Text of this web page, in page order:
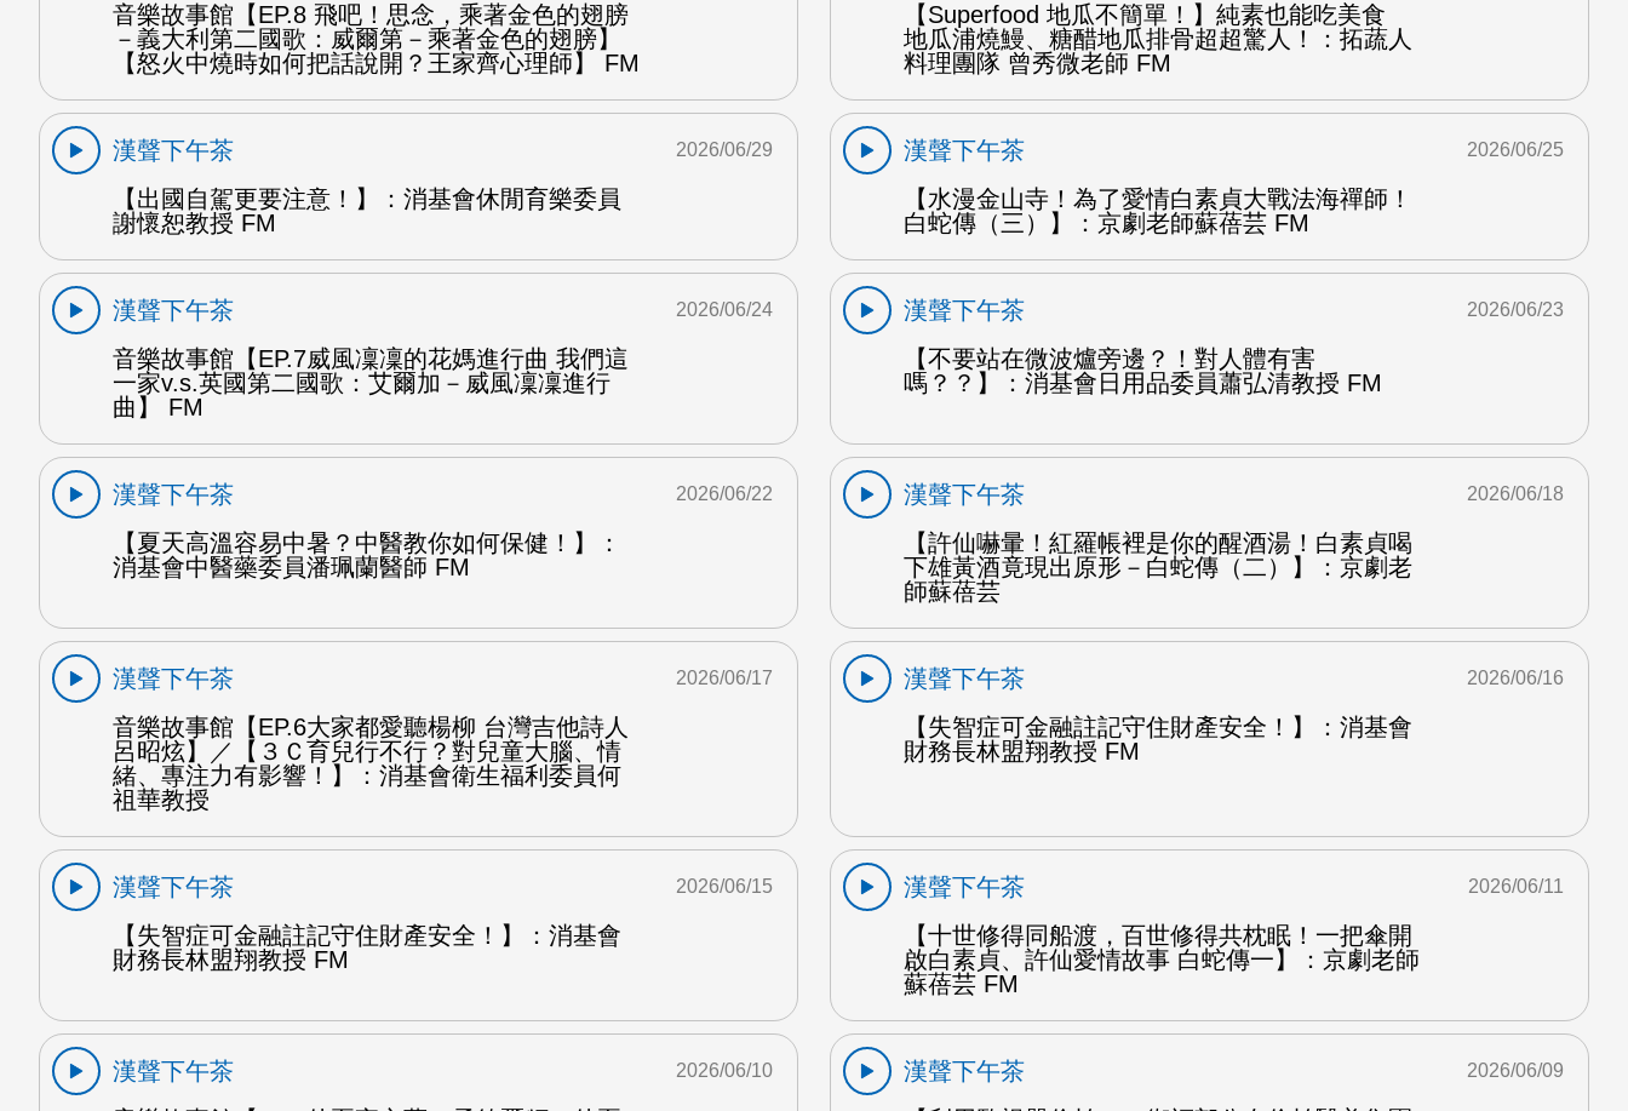
音樂故事館【EP.8 飛吧！思念，乘著金色的翅膀
－義大利第二國歌：威爾第－乘著金色的翅膀】
【怒火中燒時如何把話說開？王家齊心理師】 FM
【Superfood 地瓜不簡單！】純素也能吃美食
地瓜浦燒鰻、糖醋地瓜排骨超超驚人！：拓蔬人
料理團隊 曾秀微老師 FM
漢聲下午茶
【出國自駕更要注意！】：消基會休閒育樂委員
謝懷恕教授 FM
2026/06/29
漢聲下午茶
【水漫金山寺！為了愛情白素貞大戰法海禪師！
白蛇傳（三）】：京劇老師蘇蓓芸 FM
2026/06/25
漢聲下午茶
音樂故事館【EP.7威風凜凜的花媽進行曲 我們這
一家v.s.英國第二國歌：艾爾加－威風凜凜進行
曲】 FM
2026/06/24
漢聲下午茶
【不要站在微波爐旁邊？！對人體有害
嗎？？】：消基會日用品委員蕭弘清教授 FM
2026/06/23
漢聲下午茶
【夏天高溫容易中暑？中醫教你如何保健！】：
消基會中醫藥委員潘珮蘭醫師 FM
2026/06/22
漢聲下午茶
【許仙嚇暈！紅羅帳裡是你的醒酒湯！白素貞喝
下雄黃酒竟現出原形－白蛇傳（二）】：京劇老
師蘇蓓芸
2026/06/18
漢聲下午茶
音樂故事館【EP.6大家都愛聽楊柳 台灣吉他詩人
呂昭炫】／【３Ｃ育兒行不行？對兒童大腦、情
緒、專注力有影響！】：消基會衛生福利委員何
祖華教授
2026/06/17
漢聲下午茶
【失智症可金融註記守住財產安全！】：消基會
財務長林盟翔教授 FM
2026/06/16
漢聲下午茶
【失智症可金融註記守住財產安全！】：消基會
財務長林盟翔教授 FM
2026/06/15
漢聲下午茶
【十世修得同船渡，百世修得共枕眠！一把傘開
啟白素貞、許仙愛情故事 白蛇傳一】：京劇老師
蘇蓓芸 FM
2026/06/11
漢聲下午茶
2026/06/10
漢聲下午茶
2026/06/09